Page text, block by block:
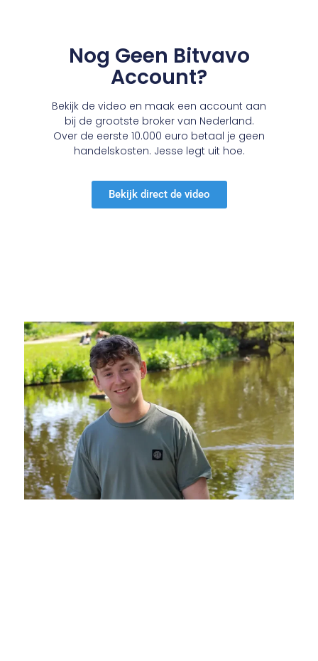
Nog Geen Bitvavo
Account?
Bekijk de video en maak een account aan
bij de grootste broker van Nederland.
Over de eerste 10.000 euro betaal je geen
handelskosten. Jesse legt uit hoe.
Bekijk direct de video